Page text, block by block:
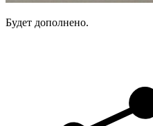
Будет дополнено.